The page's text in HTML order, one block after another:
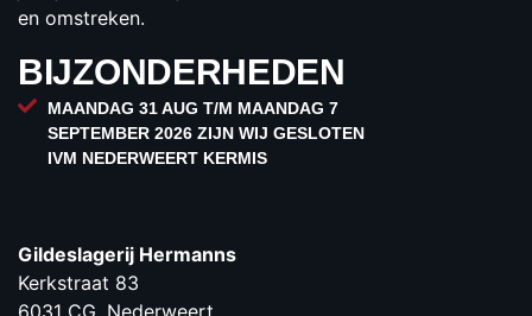
en omstreken.
BIJZONDERHEDEN
MAANDAG 31 AUG T/M MAANDAG 7
SEPTEMBER 2026 ZIJN WIJ GESLOTEN
IVM NEDERWEERT KERMIS
Gildeslagerij Hermanns
Kerkstraat 83